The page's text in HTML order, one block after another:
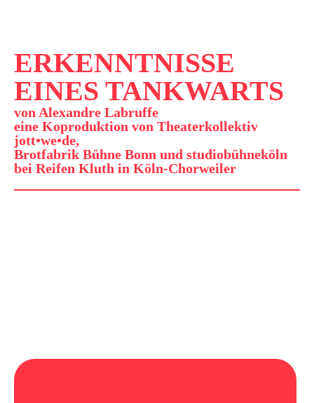
ERKENNTNISSE
EINES TANKWARTS
von Alexandre Labruffe
eine Koproduktion von Theaterkollektiv
jott•we•de,
Brotfabrik Bühne Bonn und studiobühneköln
bei Reifen Kluth in Köln-Chorweiler